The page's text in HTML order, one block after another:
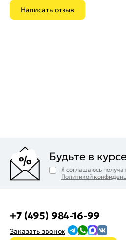
Написать отзыв
Будьте в
Я соглашаюсь
Политикой
+7 (495) 984-16-99
Заказать звонок